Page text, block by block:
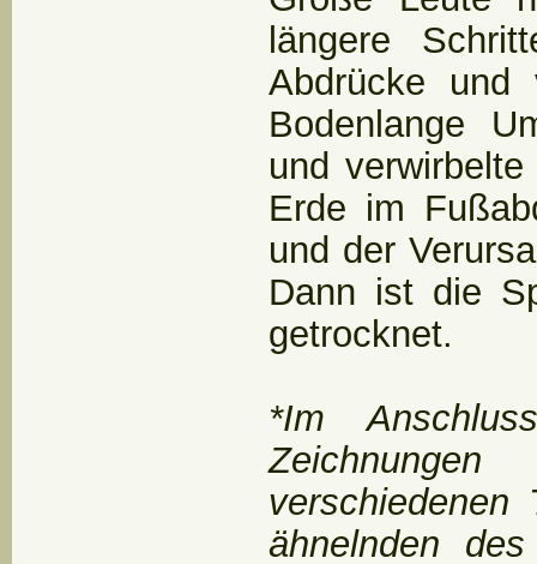
längere
Abdrücke und
Bodenlange
und
Erde im
und der
Dann ist die
getrocknet.
*Im
verschiedenen
ähnelnden